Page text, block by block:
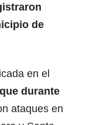
de
en el
durante
ataques en